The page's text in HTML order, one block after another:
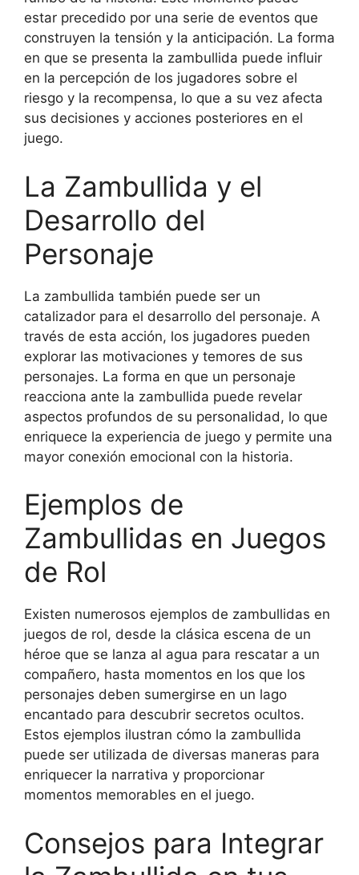
estar precedido por una serie de eventos que
construyen la tensión y la anticipación. La forma
en que se presenta la zambullida puede influir
en la percepción de los jugadores sobre el
riesgo y la recompensa, lo que a su vez afecta
sus decisiones y acciones posteriores en el
juego.
La Zambullida y el
Desarrollo del
Personaje
La zambullida también puede ser un
catalizador para el desarrollo del personaje. A
través de esta acción, los jugadores pueden
explorar las motivaciones y temores de sus
personajes. La forma en que un personaje
reacciona ante la zambullida puede revelar
aspectos profundos de su personalidad, lo que
enriquece la experiencia de juego y permite una
mayor conexión emocional con la historia.
Ejemplos de
Zambullidas en Juegos
de Rol
Existen numerosos ejemplos de zambullidas en
juegos de rol, desde la clásica escena de un
héroe que se lanza al agua para rescatar a un
compañero, hasta momentos en los que los
personajes deben sumergirse en un lago
encantado para descubrir secretos ocultos.
Estos ejemplos ilustran cómo la zambullida
puede ser utilizada de diversas maneras para
enriquecer la narrativa y proporcionar
momentos memorables en el juego.
Consejos para Integrar